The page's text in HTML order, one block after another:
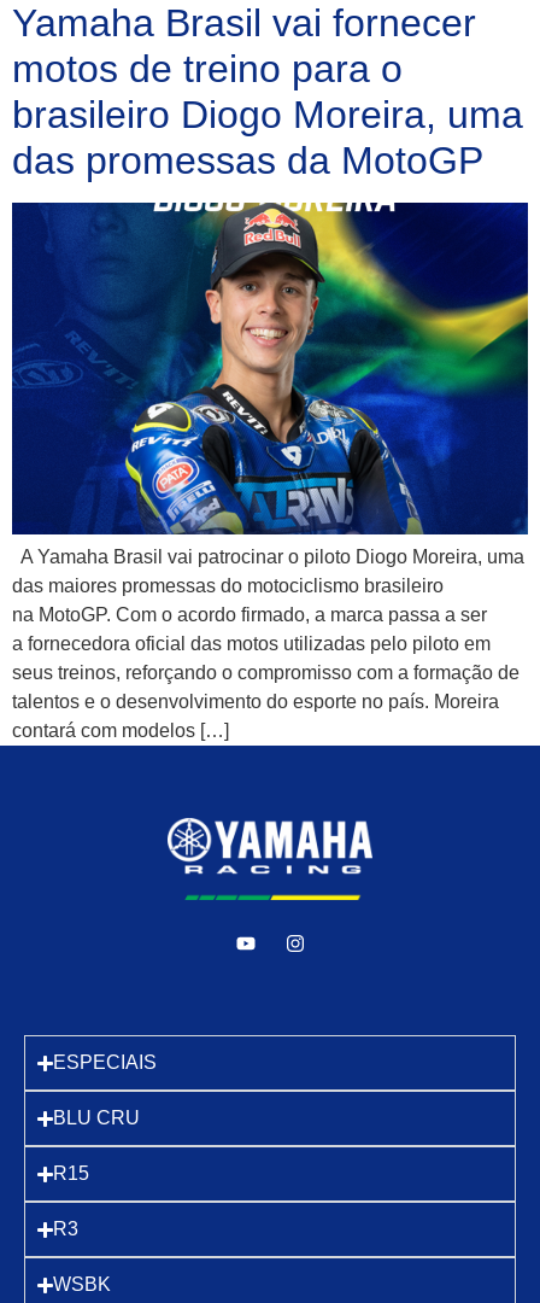
Yamaha Brasil vai fornecer
motos de treino para o
brasileiro Diogo Moreira, uma
das promessas da MotoGP
A Yamaha Brasil vai patrocinar o piloto Diogo Moreira, uma
das maiores promessas do motociclismo brasileiro
na MotoGP. Com o acordo firmado, a marca passa a ser
a fornecedora oficial das motos utilizadas pelo piloto em
seus treinos, reforçando o compromisso com a formação de
talentos e o desenvolvimento do esporte no país. Moreira
contará com modelos […]
ESPECIAIS
BLU CRU
R15
R3
WSBK